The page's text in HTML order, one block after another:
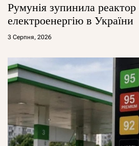
Румунія зупинила
електроенергію в України
3 Серпня, 2026